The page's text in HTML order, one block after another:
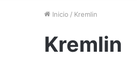
Inicio / Kremlin
Kremlin